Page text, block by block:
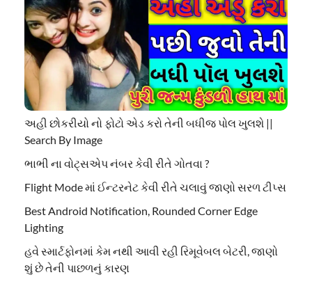
અહી છોકરીયો નો ફોટો એડ કરો તેની બધીજ પોલ ખુલશે ||
Search By Image
ભાભી ના વોટ્સએપ નંબર કેવી રીતે ગોતવા ?
Flight Mode માં ઈન્ટરનેટ કેવી રીતે ચલાવું જાણો સરળ ટીપ્સ
Best Android Notification, Rounded Corner Edge
Lighting
હવે સ્માર્ટફોનમાં કેમ નથી આવી રહી રિમૂવેબલ બેટરી, જાણો
શું છે તેની પાછળનું કારણ